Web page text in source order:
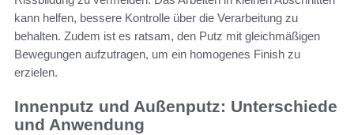
kann helfen, bessere Kontrolle über die Verarbeitung zu
behalten. Zudem ist es ratsam, den Putz mit gleichmäßigen
Bewegungen aufzutragen, um ein homogenes Finish zu
erzielen.
Innenputz und Außenputz: Unterschiede
und Anwendung